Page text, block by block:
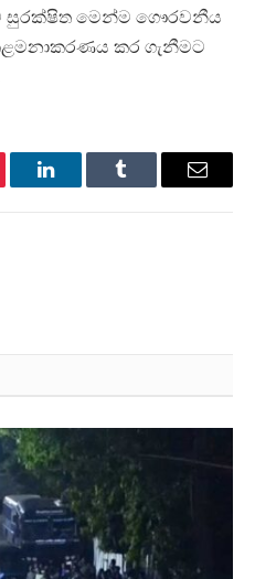
සුරක්ෂිත මෙන්ම ගෞරවනීය
කර ගැනීමට
LinkedInTumblr Email